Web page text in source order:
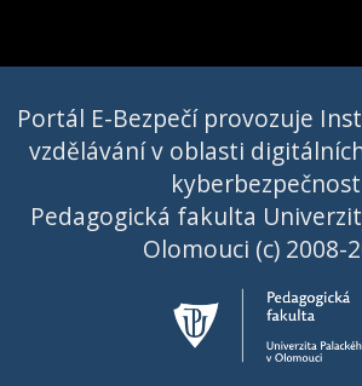
Portál E-Bezpečí provozuje
vzdělávání v oblasti
Pedagogická fakulta
Olomouci (c) 2008-